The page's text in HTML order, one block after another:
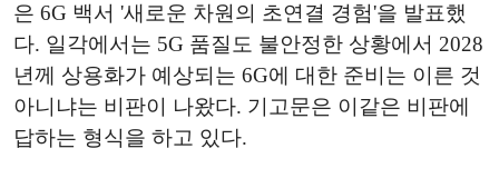
은 6G 백서 '새로운 차원의 초연결 경험'을 발표했
다. 일각에서는 5G 품질도 불안정한 상황에서 2028
년께 상용화가 예상되는 6G에 대한 준비는 이른 것
아니냐는 비판이 나왔다. 기고문은 이같은 비판에
답하는 형식을 하고 있다.